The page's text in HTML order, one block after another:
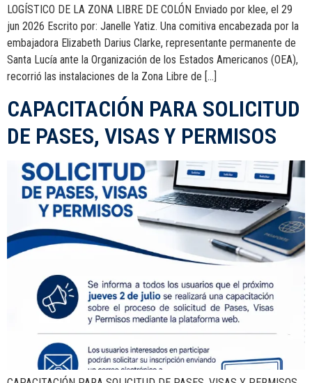
LOGÍSTICO DE LA ZONA LIBRE DE COLÓN Enviado por klee, el 29
jun 2026 Escrito por: Janelle Yatiz. Una comitiva encabezada por la
embajadora Elizabeth Darius Clarke, representante permanente de
Santa Lucía ante la Organización de los Estados Americanos (OEA),
recorrió las instalaciones de la Zona Libre de […]
CAPACITACIÓN PARA SOLICITUD
DE PASES, VISAS Y PERMISOS